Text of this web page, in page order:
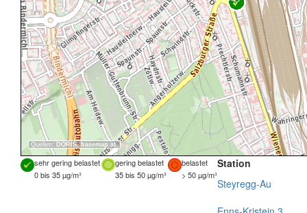
Quellen: DORIS, basemap.at
sehr gering belastet gering belastet
belastet
0 bis 35 µg/m³
35 bis 50 µg/m³ > 50 µg/m³
Station
Steyregg-Au